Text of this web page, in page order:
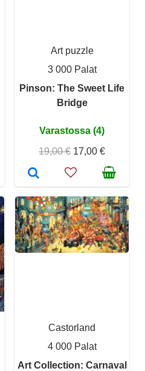
Art puzzle
3 000 Palat
Pinson: The Sweet Life
Bridge
Varastossa (4)
19,00 € 17,00 €
Castorland
4 000 Palat
Art Collection: Carnaval